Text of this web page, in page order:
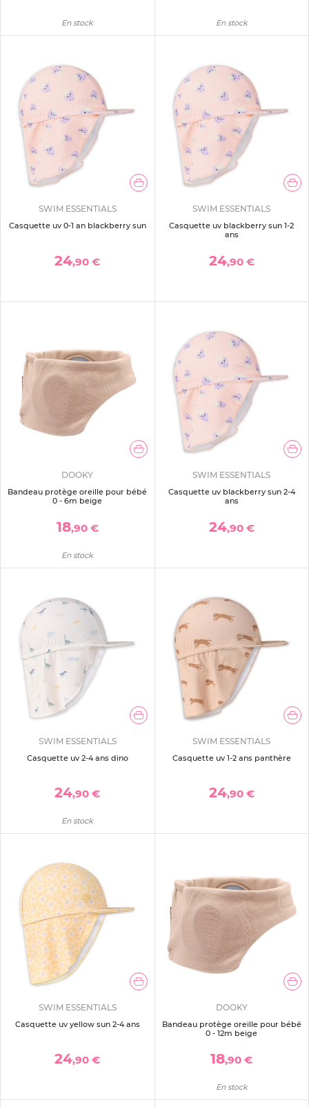
En stock En stock
SWIM ESSENTIALS
Casquette uv 0-1 an blackberry sun
24,90 €
SWIM ESSENTIALS
Casquette uv blackberry sun 1-2
ans
24,90 €
DOOKY
Bandeau protège oreille pour bébé
0 - 6m beige
18,90 €
En stock
SWIM ESSENTIALS
Casquette uv blackberry sun 2-4
ans
24,90 €
SWIM ESSENTIALS
Casquette uv 2-4 ans dino
24,90 €
En stock
SWIM ESSENTIALS
Casquette uv 1-2 ans panthère
24,90 €
SWIM ESSENTIALS
Casquette uv yellow sun 2-4 ans
24,90 €
DOOKY
Bandeau protège oreille pour bébé
0 - 12m beige
18,90 €
En stock